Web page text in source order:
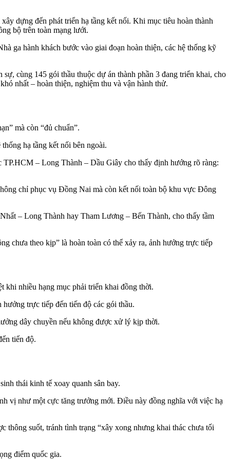
dựng đến phát triển hạ tầng kết nối. Khi mục tiêu hoàn thành
bộ trên toàn mạng lưới.
ga hành khách bước vào giai đoạn hoàn thiện, các hệ thống kỹ
cùng 145 gói thầu thuộc dự án thành phần 3 đang triển khai, cho
nhất – hoàn thiện, nghiệm thu và vận hành thử.
mà còn “đủ chuẩn”.
hạ tầng kết nối bên ngoài.
– Long Thành – Dầu Giây cho thấy định hướng rõ ràng:
chỉ phục vụ Đồng Nai mà còn kết nối toàn bộ khu vực Đông
– Long Thành hay Tham Lương – Bến Thành, cho thấy tầm
chưa theo kịp” là hoàn toàn có thể xảy ra, ảnh hưởng trực tiếp
khi nhiều hạng mục phải triển khai đồng thời.
trực tiếp đến tiến độ các gói thầu.
dây chuyền nếu không được xử lý kịp thời.
tiến độ.
thái kinh tế xoay quanh sân bay.
vị như một cực tăng trưởng mới. Điều này đồng nghĩa với việc hạ
thông suốt, tránh tình trạng “xây xong nhưng khai thác chưa tối
điểm quốc gia.